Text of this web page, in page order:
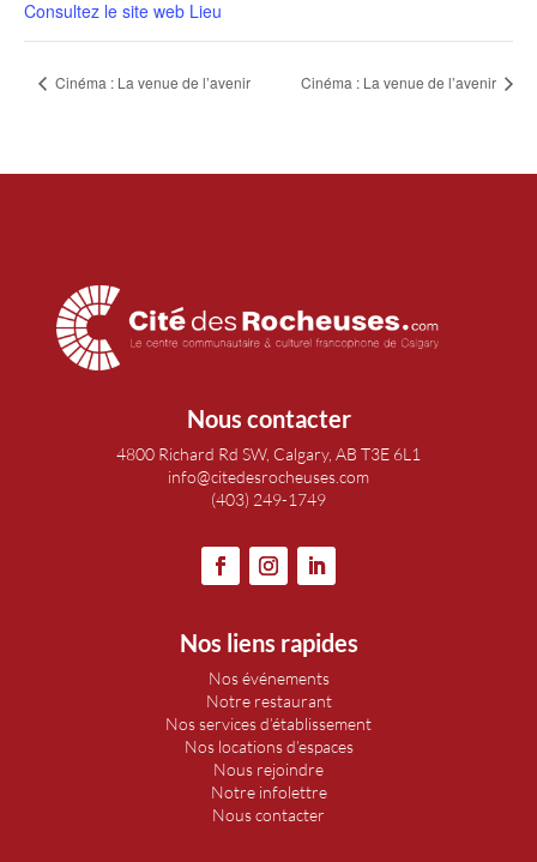
Consultez le site web Lieu
Cinéma : La venue de l’avenir Cinéma : La venue de l’avenir
Nous contacter
4800 Richard Rd SW, Calgary, AB T3E 6L1
info@citedesrocheuses.com
(403) 249-1749
Nos liens rapides
Nos événements
Notre restaurant
Nos services d’établissement
Nos locations d’espaces
Nous rejoindre
Notre infolettre
Nous contacter